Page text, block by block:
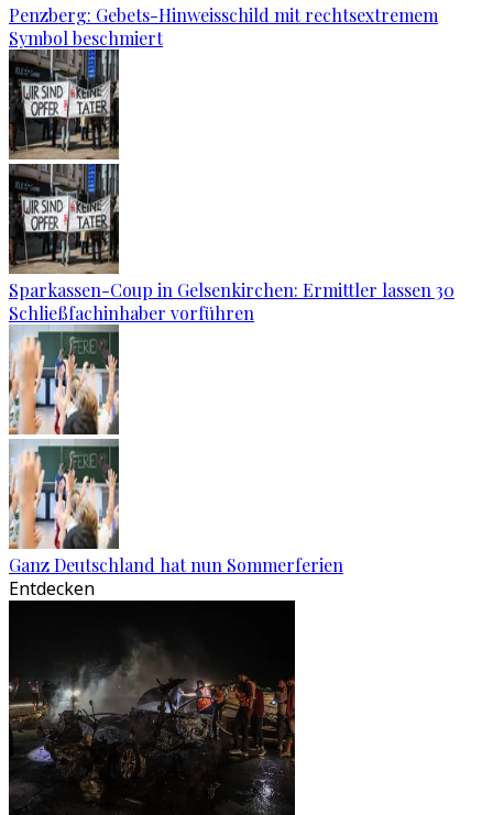
Penzberg: Gebets-Hinweisschild mit rechtsextremem
Symbol beschmiert
Sparkassen-Coup in Gelsenkirchen: Ermittler lassen 30
Schließfachinhaber vorführen
Ganz Deutschland hat nun Sommerferien
Entdecken